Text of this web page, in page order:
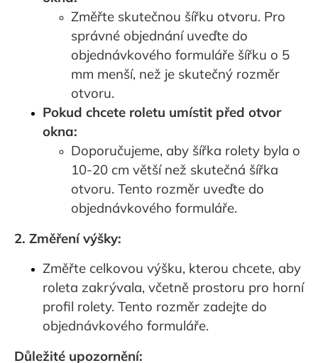
Změřte skutečnou šířku otvoru. Pro
správné objednání uveďte do
objednávkového formuláře šířku o 5
mm menší, než je skutečný rozměr
otvoru.
Pokud chcete roletu umístit před otvor
okna:
Doporučujeme, aby šířka rolety byla o
10-20 cm větší než skutečná šířka
otvoru. Tento rozměr uveďte do
objednávkového formuláře.
2. Změření výšky:
Změřte celkovou výšku, kterou chcete, aby
roleta zakrývala, včetně prostoru pro horní
profil rolety. Tento rozměr zadejte do
objednávkového formuláře.
Důležité upozornění: